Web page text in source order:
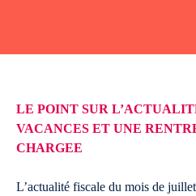
LE POINT SUR
VACANCES ET UNE
CHARGEE
L’actualité fiscale du mois de